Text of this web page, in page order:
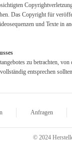
Das Copyright für
und Texte in
zu betrachten,
entsprechen
Anfragen
© 2024